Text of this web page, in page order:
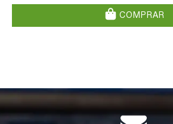
COMPRAR